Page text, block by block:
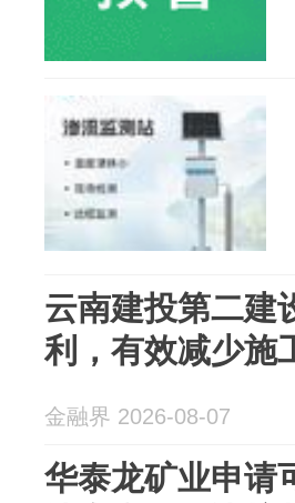
云南建投第二建
利，有效减少施
金融界 2026-08-07
华泰龙矿业申请